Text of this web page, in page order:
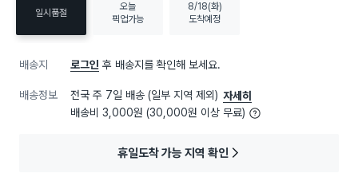
일시품절
오늘
픽업가능
8/18(화)
도착예정
배송지 로그인 후 배송지를 확인해 보세요.
배송정보 전국 주 7일 배송 (일부 지역 제외) 자세히
배송비 3,000원 (30,000원 이상 무료)
휴일도착 가능 지역 확인